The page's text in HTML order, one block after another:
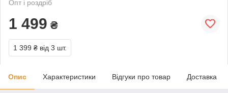
Опт і роздріб
1 499 ₴
1 399 ₴ від 3 шт.
Опис Характеристики Відгуки про товар Доставка